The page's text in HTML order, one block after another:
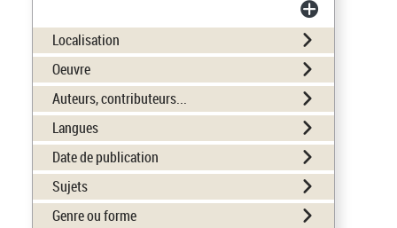
Localisation
Oeuvre
Auteurs, contributeurs...
Langues
Date de publication
Sujets
Genre ou forme